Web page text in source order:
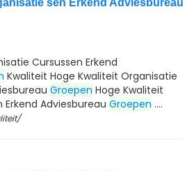
sen Erkend Adviesbureau
Cursussen Erkend
Kwaliteit Hoge Kwaliteit Organisatie
Groepen Hoge Kwaliteit
Adviesbureau Groepen ....